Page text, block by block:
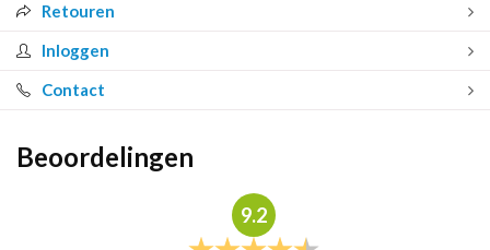
Retouren
Inloggen
Contact
Beoordelingen
9.2